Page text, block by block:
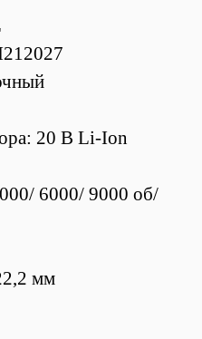
20 В Li-Ion
6000/ 9000 об/
мм